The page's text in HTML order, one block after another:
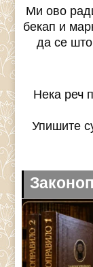
Ми ово
бекап и
да се
Нека реч
Упишите